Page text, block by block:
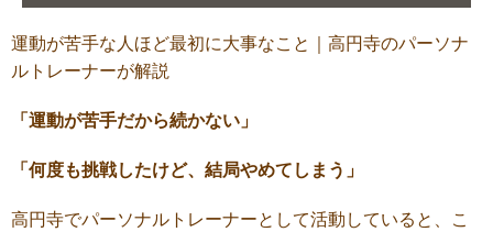
運動が苦手な人ほど最初に大事なこと｜高円寺のパーソナ
ルトレーナーが解説
「運動が苦手だから続かない」
「何度も挑戦したけど、結局やめてしまう」
高円寺でパーソナルトレーナーとして活動していると、こ